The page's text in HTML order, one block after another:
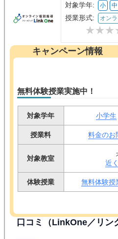
対象学年: 小 中
授業形式: オン
キャンペーン情報
無料体験授業実施中！
対象学年 小学生
授業料 料金のお
対象教室
近
体験授業 無料体験授
口コミ（LinkOne／リン